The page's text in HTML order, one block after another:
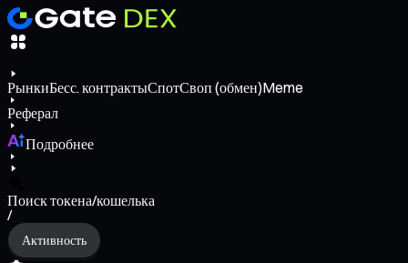
РынкиБесс. контрактыСпотСвоп (обмен)Meme
Реферал
Подробнее
Поиск токена/кошелька
/
Активность